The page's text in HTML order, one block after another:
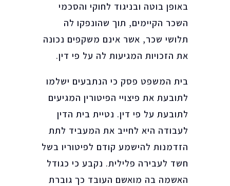
באופן בוטה ובניגוד לחוקי והסכמי
השכר הקיימים, תוך שהונפקו לה
תלושי שכר, אשר אינם משקפים נכונה
את הזכויות המגיעות לה על פי דין.
בית המשפט פסק כי הנתבעים ישלמו
לתובעת את פיצויי הפיטורין המגיעים
לתובעת על פי דין. נטיית בית הדין
לעבודה היא לחייב את המעביד לתת
הזדמנות להישמע קודם לפיטוריו בשל
חשד לעבירה פלילית. נקבע כי כגודל
האשמה בה מואשם העובד כך גוברת